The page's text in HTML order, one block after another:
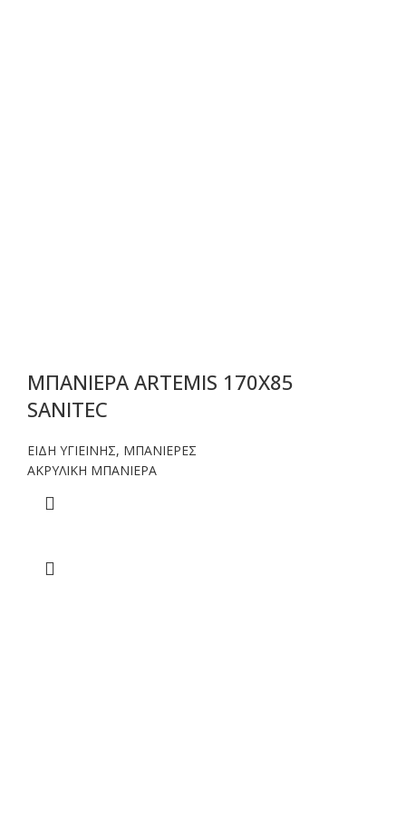
ΜΠΑΝΙΕΡΑ ARTEMIS 170Χ85
SANITEC
ΕΙΔΗ ΥΓΙΕΙΝΗΣ, ΜΠΑΝΙΕΡΕΣ
ΑΚΡΥΛΙΚΗ ΜΠΑΝΙΕΡΑ